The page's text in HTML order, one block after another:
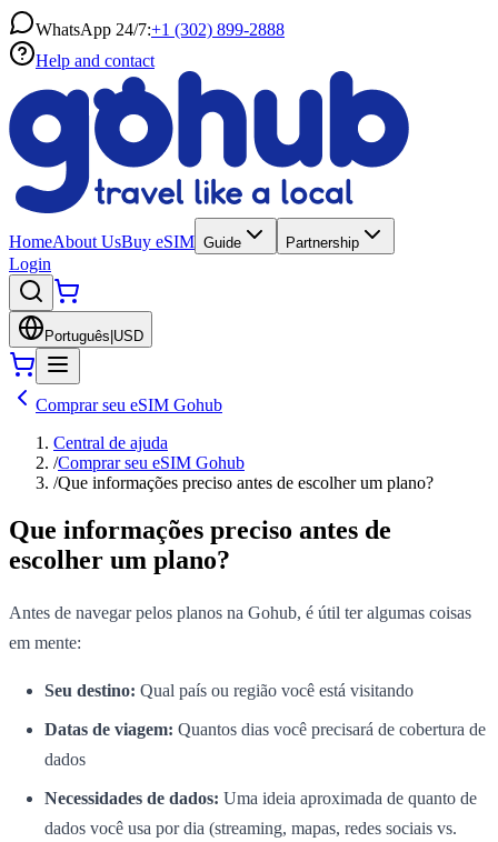
WhatsApp 24/7:+1 (302) 899-2888
Help and contact
HomeAbout UsBuy eSIM Guide Partnership
Login
Português USD
Comprar seu eSIM Gohub
Central de ajuda
/Comprar seu eSIM Gohub
/Que informações preciso antes de escolher um plano?
Que informações preciso antes de
escolher um plano?
Antes de navegar pelos planos na Gohub, é útil ter algumas coisas
em mente:
Seu destino: Qual país ou região você está visitando
Datas de viagem: Quantos dias você precisará de cobertura de
dados
Necessidades de dados: Uma ideia aproximada de quanto de
dados você usa por dia (streaming, mapas, redes sociais vs.